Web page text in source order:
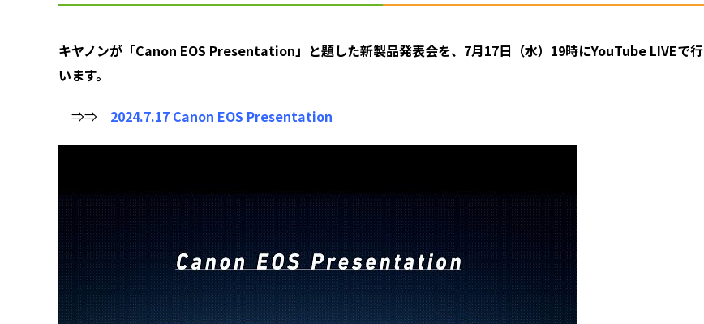
キヤノンが「Canon EOS Presentation」と題した新製品発表会を、7月17日（水）19時にYouTube LIVEで行
います。
⇒⇒ 2024.7.17 Canon EOS Presentation